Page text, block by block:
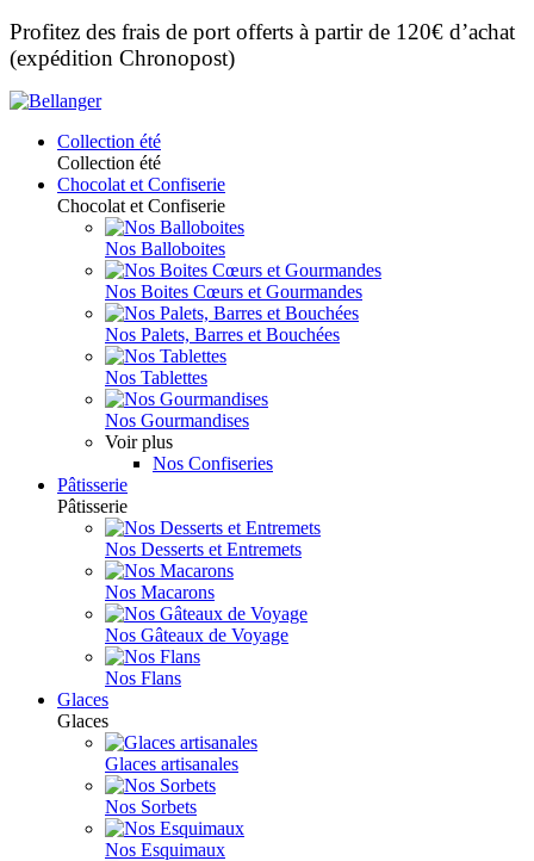
Profitez des frais de port offerts à partir de 120€ d’achat
(expédition Chronopost)
Collection été
Collection été
Chocolat et Confiserie
Chocolat et Confiserie
Nos Balloboites
Nos Boites Cœurs et Gourmandes
Nos Palets, Barres et Bouchées
Nos Tablettes
Nos Gourmandises
Voir plus
Nos Confiseries
Pâtisserie
Pâtisserie
Nos Desserts et Entremets
Nos Macarons
Nos Gâteaux de Voyage
Nos Flans
Glaces
Glaces
Glaces artisanales
Nos Sorbets
Nos Esquimaux